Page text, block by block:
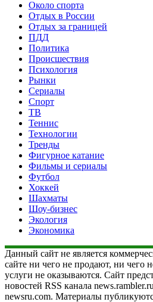
Около спорта
Отдых в России
Отдых за границей
ПДД
Политика
Происшествия
Психология
Рынки
Сериалы
Спорт
ТВ
Теннис
Технологии
Тренды
Фигурное катание
Фильмы и сериалы
Футбол
Хоккей
Шахматы
Шоу-бизнес
Экология
Экономика
Данный сайт не является
сайте ни чего не продают, ни чего
услуги не оказываются. Сайт
новостей RSS канала
newsru.com. Материалы